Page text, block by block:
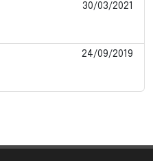
30/03/2021
24/09/2019